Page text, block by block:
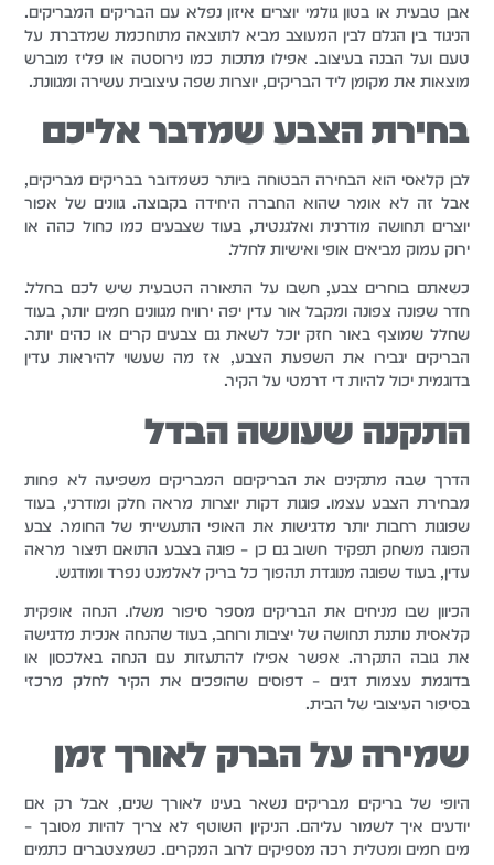
אבן טבעית או בטון גולמי יוצרים איזון נפלא עם הבריקים המבריקים.
הניגוד בין הגלם לבין המעוצב מביא לתוצאה מתוחכמת שמדברת על
טעם ועל הבנה בעיצוב. אפילו מתכות כמו נירוסטה או פליז מוברש
מוצאות את מקומן ליד הבריקים, יוצרות שפה עיצובית עשירה ומגוונת.
בחירת הצבע שמדבר אליכם
לבן קלאסי הוא הבחירה הבטוחה ביותר כשמדובר בבריקים מבריקים,
אבל זה לא אומר שהוא החברה היחידה בקבוצה. גוונים של אפור
יוצרים תחושה מודרנית ואלגנטית, בעוד שצבעים כמו כחול כהה או
ירוק עמוק מביאים אופי ואישיות לחלל.
כשאתם בוחרים צבע, חשבו על התאורה הטבעית שיש לכם בחלל.
חדר שפונה צפונה ומקבל אור עדין יפה ירוויח מגוונים חמים יותר, בעוד
שחלל שמוצף באור חזק יוכל לשאת גם צבעים קרים או כהים יותר.
הבריקים יגבירו את השפעת הצבע, אז מה שעשוי להיראות עדין
בדוגמית יכול להיות די דרמטי על הקיר.
התקנה שעושה הבדל
הדרך שבה מתקינים את הבריקיםם המבריקים משפיעה לא פחות
מבחירת הצבע עצמו. פוגות דקות יוצרות מראה חלק ומודרני, בעוד
שפוגות רחבות יותר מדגישות את האופי התעשייתי של החומר. צבע
הפוגה משחק תפקיד חשוב גם כן – פוגה בצבע התואם תיצור מראה
עדין, בעוד שפוגה מנוגדת תהפוך כל בריק לאלמנט נפרד ומודגש.
הכיוון שבו מניחים את הבריקים מספר סיפור משלו. הנחה אופקית
קלאסית נותנת תחושה של יציבות ורוחב, בעוד שהנחה אנכית מדגישה
את גובה התקרה. אפשר אפילו להתעזות עם הנחה באלכסון או
בדוגמת עצמות דגים – דפוסים שהופכים את הקיר לחלק מרכזי
בסיפור העיצובי של הבית.
שמירה על הברק לאורך זמן
היופי של בריקים מבריקים נשאר בעינו לאורך שנים, אבל רק אם
יודעים איך לשמור עליהם. הניקיון השוטף לא צריך להיות מסובך –
מים חמים ומטלית רכה מספיקים לרוב המקרים. כשמצטברים כתמים